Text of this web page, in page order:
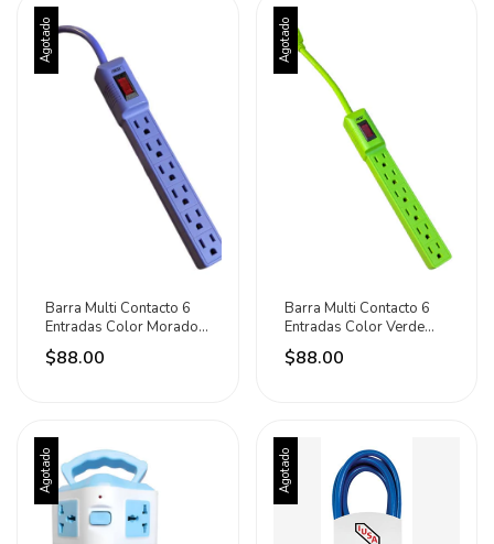
Agotado
Barra Multi Contacto 6
Entradas Color Morado
1800w Aksi - Violeta
$88.00
Agotado
Barra Multi Contacto 6
Entradas Color Verde
1800w Aksi Verde
$88.00
Agotado Agotado